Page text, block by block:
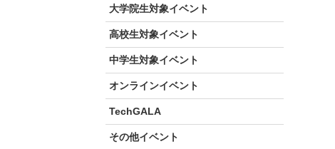
大学院生対象イベント
高校生対象イベント
中学生対象イベント
オンラインイベント
TechGALA
その他イベント